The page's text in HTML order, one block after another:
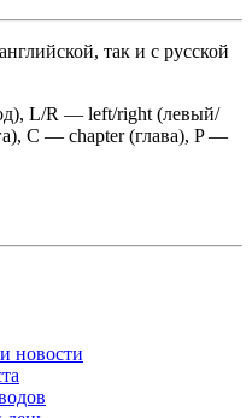
так и с русской
L/R — left/right (левый/
C — chapter (глава), P —
новости